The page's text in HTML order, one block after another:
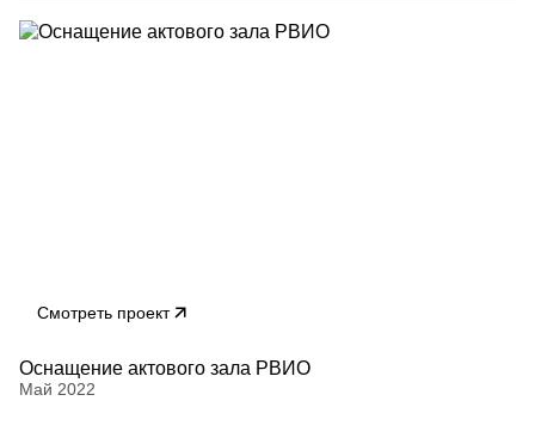
Смотреть проект
Оснащение актового зала РВИО
Май 2022